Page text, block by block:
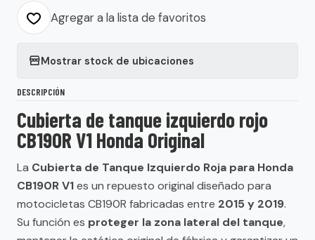
Agregar a la lista de favoritos
Mostrar stock de ubicaciones
DESCRIPCIÓN
Cubierta de tanque izquierdo rojo
CB190R V1 Honda Original
La Cubierta de Tanque Izquierdo Roja para Honda
CB190R V1es un repuesto original diseñado para
motocicletas CB190R fabricadas entre 2015 y 2019.
Su función es proteger la zona lateral del tanque,